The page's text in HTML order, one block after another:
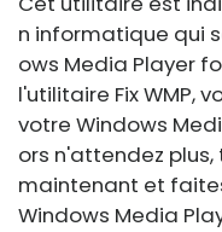
n informatique qui
ows Media Player
l'utilitaire Fix WMP,
votre Windows
ors n'attendez plus,
maintenant et
Windows Media